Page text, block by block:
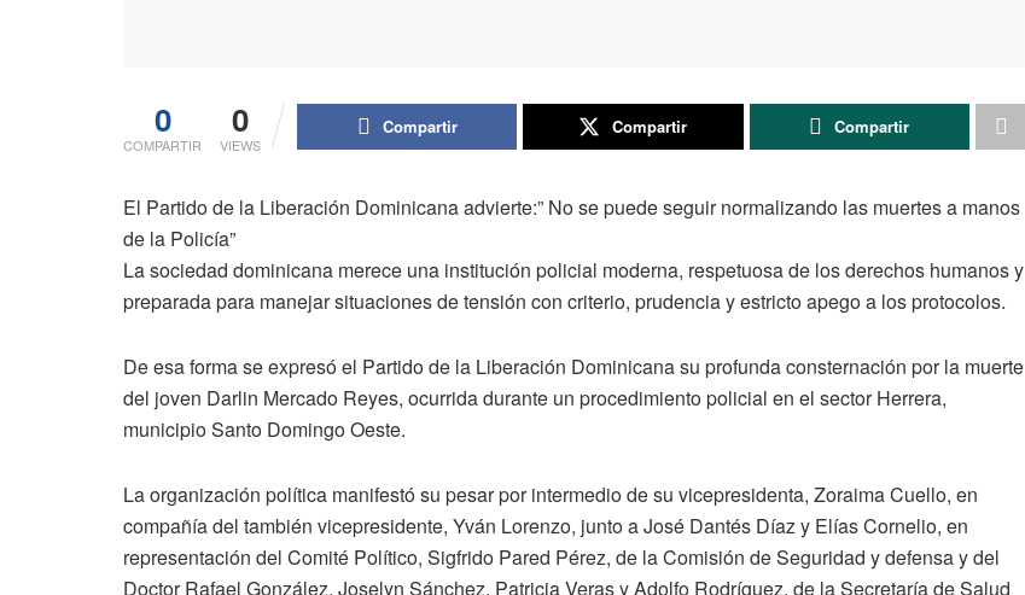
0
COMPARTIR
0
VIEWS
Compartir Compartir Compartir
El Partido de la Liberación Dominicana advierte:” No se puede seguir normalizando las muertes a manos
de la Policía”
La sociedad dominicana merece una institución policial moderna, respetuosa de los derechos humanos y
preparada para manejar situaciones de tensión con criterio, prudencia y estricto apego a los protocolos.
De esa forma se expresó el Partido de la Liberación Dominicana su profunda consternación por la muerte
del joven Darlin Mercado Reyes, ocurrida durante un procedimiento policial en el sector Herrera,
municipio Santo Domingo Oeste.
La organización política manifestó su pesar por intermedio de su vicepresidenta, Zoraima Cuello, en
compañía del también vicepresidente, Yván Lorenzo, junto a José Dantés Díaz y Elías Cornelio, en
representación del Comité Político, Sigfrido Pared Pérez, de la Comisión de Seguridad y defensa y del
Doctor Rafael González, Joselyn Sánchez, Patricia Veras y Adolfo Rodríguez, de la Secretaría de Salud